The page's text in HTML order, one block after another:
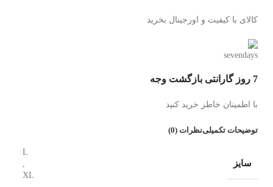
کالای با کیفیت و اورجینال بخرید
7 روز گارانتی بازگشت وجه
با اطمینان خاطر خرید کنید
توضیحات تکمیلینظرات (0)
سایز
L
XL